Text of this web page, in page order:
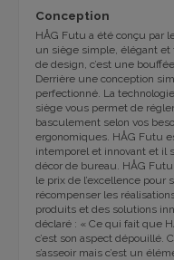
Conception
HÅG Futu a été conçu par
un siège simple, élégant
de design, c’est une
Derrière une conception
perfectionné. La
siège vous permet de
basculement selon vos
ergonomiques. HÅG Futu
intemporel et innovant et il
décor de bureau. HÅG
le prix de l’excellence pour
récompenser les
produits et des solutions
déclaré : « Ce qui fait que
c’est son aspect dépouillé.
s’asseoir mais c’est un